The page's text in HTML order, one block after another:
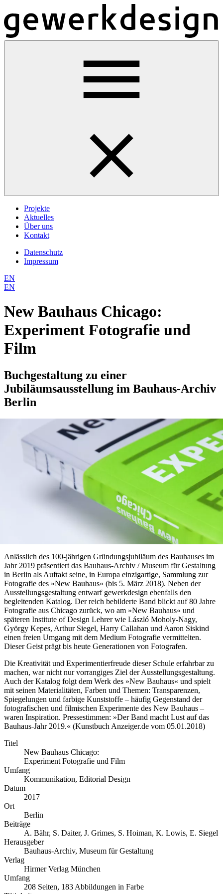
Projekte
Aktuelles
Über uns
Kontakt
Datenschutz
Impressum
EN
EN
New Bauhaus Chicago:
Experiment Fotografie und
Film
Buchgestaltung zu einer
Jubiläumsausstellung im Bauhaus-Archiv
Berlin
Anlässlich des 100-jährigen Gründungsjubiläum des Bauhauses im
Jahr 2019 präsentiert das Bauhaus-Archiv / Museum für Gestaltung
in Berlin als Auftakt seine, in Europa einzigartige, Sammlung zur
Fotografie des »New Bauhaus« (bis 5. März 2018). Neben der
Ausstellungsgestaltung entwarf gewerkdesign ebenfalls den
begleitenden Katalog. Der reich bebilderte Band blickt auf 80 Jahre
Fotografie aus Chicago zurück, wo am »New Bauhaus« und
späteren Institute of Design Lehrer wie László Moholy-Nagy,
György Kepes, Arthur Siegel, Harry Callahan und Aaron Siskind
einen freien Umgang mit dem Medium Fotografie vermittelten.
Dieser Geist prägt bis heute Generationen von Fotografen.
Die Kreativität und Experimentierfreude dieser Schule erfahrbar zu
machen, war nicht nur vorrangiges Ziel der Ausstellungsgestaltung.
Auch der Katalog folgt dem Werk des »New Bauhaus« und spielt
mit seinen Materialitäten, Farben und Themen: Transparenzen,
Spiegelungen und farbige Kunststoffe – häufig Gegenstand der
fotografischen und filmischen Experimente des New Bauhaus –
waren Inspiration. Pressestimmen: »Der Band macht Lust auf das
Bauhaus-Jahr 2019.« (Kunstbuch Anzeiger.de vom 05.01.2018)
Titel
New Bauhaus Chicago:
Experiment Fotografie und Film
Umfang
Kommunikation, Editorial Design
Datum
2017
Ort
Berlin
Beiträge
A. Bähr, S. Daiter, J. Grimes, S. Hoiman, K. Lowis, E. Siegel
Herausgeber
Bauhaus-Archiv, Museum für Gestaltung
Verlag
Hirmer Verlag München
Umfang
208 Seiten, 183 Abbildungen in Farbe